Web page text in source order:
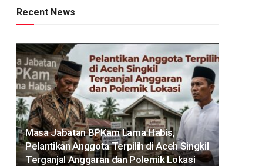
Recent News
Masa Jabatan BPKam Lama Habis,
Pelantikan Anggota Terpilih di Aceh Singkil
Terganjal Anggaran dan Polemik Lokasi‎